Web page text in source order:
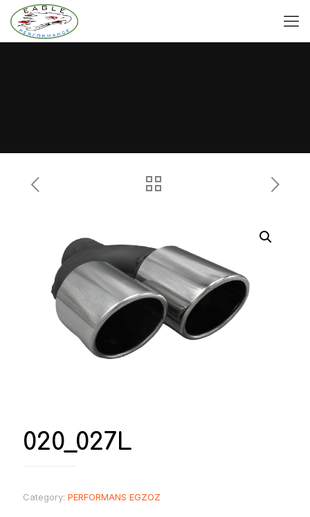
020_027L
Category: PERFORMANS EGZOZ